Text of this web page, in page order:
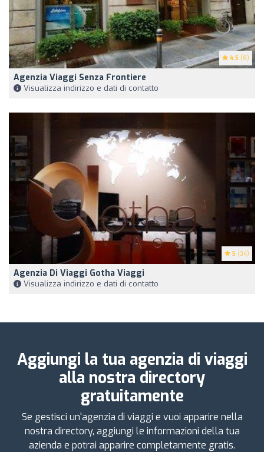
4.5 (8)
Agenzia Viaggi Senza Frontiere
Visualizza indirizzo e dati di contatto
5 (34)
Agenzia Di Viaggi Gotha Viaggi
Visualizza indirizzo e dati di contatto
Aggiungi la tua agenzia di viaggi
alla nostra directory
gratuitamente
Se gestisci un'agenzia di viaggi e vuoi apparire nella
nostra directory, aggiungi le informazioni della tua
azienda e potrai apparire completamente gratis.